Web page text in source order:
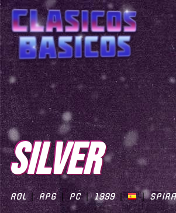
SILVER
ROL RPG PC 1999